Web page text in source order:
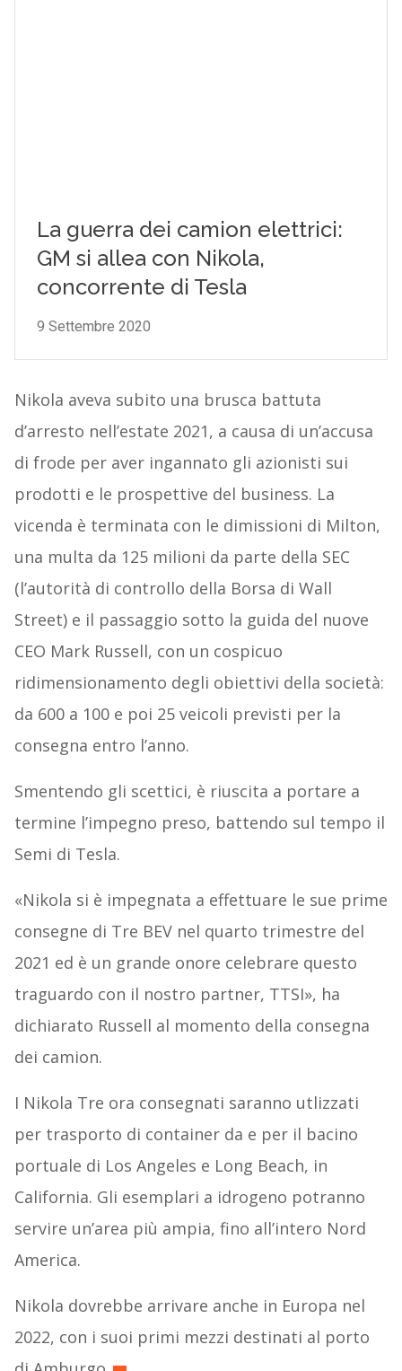
Nikola aveva subito una brusca battuta
d’arresto nell’estate 2021, a causa di un’accusa
di frode per aver ingannato gli azionisti sui
prodotti e le prospettive del business. La
vicenda è terminata con le dimissioni di Milton,
una multa da 125 milioni da parte della SEC
(l’autorità di controllo della Borsa di Wall
Street) e il passaggio sotto la guida del nuove
CEO Mark Russell, con un cospicuo
ridimensionamento degli obiettivi della società:
da 600 a 100 e poi 25 veicoli previsti per la
consegna entro l’anno.
Smentendo gli scettici, è riuscita a portare a
termine l’impegno preso, battendo sul tempo il
Semi di Tesla.
«Nikola si è impegnata a effettuare le sue prime
consegne di Tre BEV nel quarto trimestre del
2021 ed è un grande onore celebrare questo
traguardo con il nostro partner, TTSI», ha
dichiarato Russell al momento della consegna
dei camion.
I Nikola Tre ora consegnati saranno utlizzati
per trasporto di container da e per il bacino
portuale di Los Angeles e Long Beach, in
California. Gli esemplari a idrogeno potranno
servire un’area più ampia, fino all’intero Nord
America.
Nikola dovrebbe arrivare anche in Europa nel
2022, con i suoi primi mezzi destinati al porto